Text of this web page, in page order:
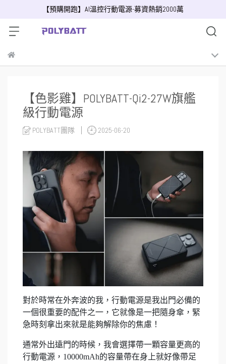
【預購開跑】AI溫控行動電源-募資熱銷2000萬
【色影雞】POLYBATT-Qi2-27W旗艦
級行動電源
POLYBATT團隊 2025-06-20
對於時常在外奔波的我，行動電源是我出門必備的
一個很重要的配件之一，它就像是一把隨身傘，緊
急時刻拿出來就是能夠解除你的焦慮！
通常外出遠門的時候，我會選擇帶一顆容量更高的
行動電源，10000mAh的容量帶在身上就好像帶足